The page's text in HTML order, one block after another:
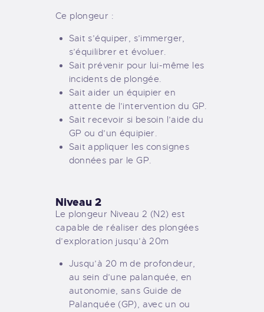
Ce plongeur :
Sait s’équiper, s’immerger,
s’équilibrer et évoluer.
Sait prévenir pour lui-même les
incidents de plongée.
Sait aider un équipier en
attente de l’intervention du GP.
Sait recevoir si besoin l’aide du
GP ou d’un équipier.
Sait appliquer les consignes
données par le GP.
Niveau 2
Le plongeur Niveau 2 (N2) est
capable de réaliser des plongées
d’exploration jusqu’à 20m
Jusqu’à 20 m de profondeur,
au sein d’une palanquée, en
autonomie, sans Guide de
Palanquée (GP), avec un ou